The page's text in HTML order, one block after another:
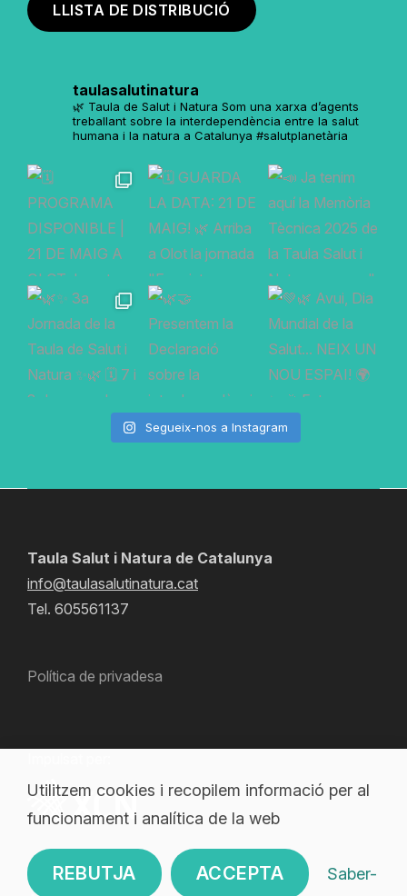
LLISTA DE DISTRIBUCIÓ
taulasalutinatura
🌿 Taula de Salut i Natura Som una xarxa d’agents
treballant sobre la interdependència entre la salut
humana i la natura a Catalunya #salutplanetària
Segueix-nos a Instagram
Taula Salut i Natura de Catalunya
info@taulasalutinatura.cat
Tel. 605561137
Política de privadesa
Utilitzem cookies i recopilem informació per al
funcionament i analítica de la web
REBUTJA ACCEPTA Saber-